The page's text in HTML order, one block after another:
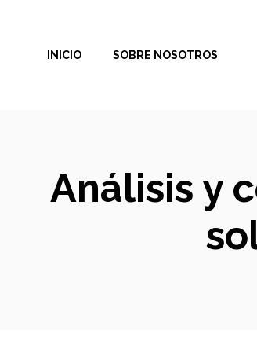
contenidoINICIO SOBRE NOSOTROS
Análisis y